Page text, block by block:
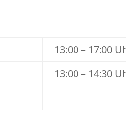
13:00 – 17:00
13:00 – 14:30